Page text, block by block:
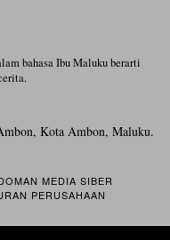
bahasa Ibu Maluku berarti
Kota Ambon, Maluku.
MEDIA SIBER
PERUSAHAAN